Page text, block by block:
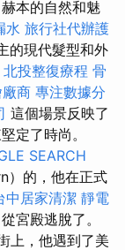
本的自然和魅
水 旅行社代辦護
的現代髮型和外
北投整復療程 骨
商 專注數據分
這個場景反映了
定了時尚。
SEARCH
）的，他在正式
中居家清潔 靜電
宮殿逃脫了。
上，他遇到了美